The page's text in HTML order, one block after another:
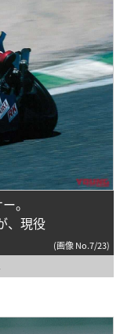
。
、現役
(画像 No.7/23)